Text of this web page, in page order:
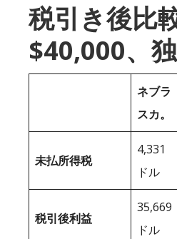
税引き後比
$40,000、
ネブラ
スカ。
未払所得税
4,331
ドル
税引後利益
35,669
ドル